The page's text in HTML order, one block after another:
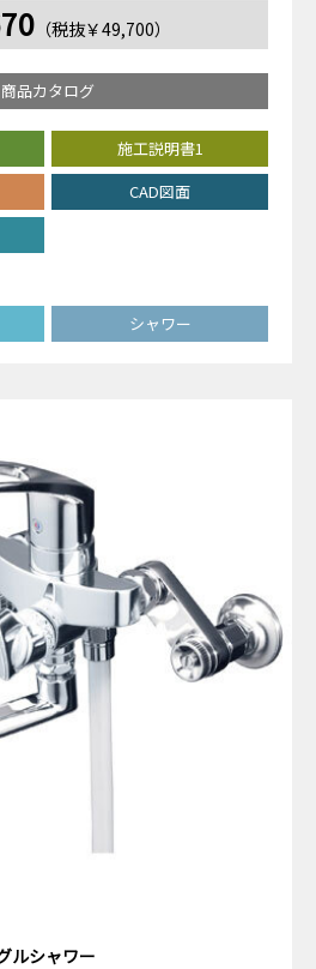
（税抜￥49,700）
商品カタログ
施工説明書1
CAD図面
シャワー
ルシャワー